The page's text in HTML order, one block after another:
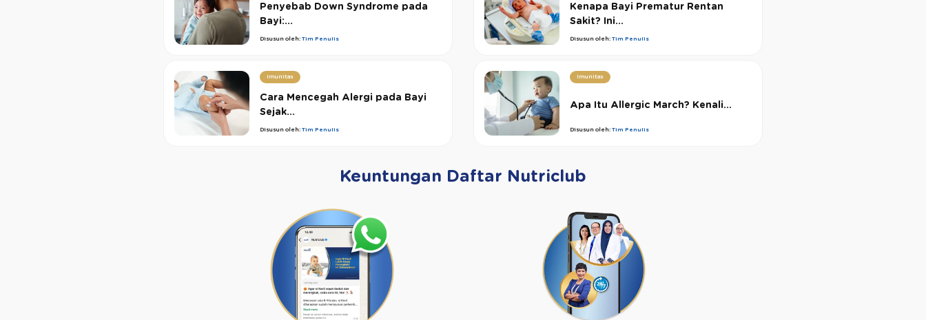
Penyebab Down Syndrome pada
Bayi:...
Disusun oleh:Tim Penulis
Kenapa Bayi Prematur Rentan
Sakit? Ini...
Disusun oleh:Tim Penulis
Imunitas
Cara Mencegah Alergi pada Bayi
Sejak...
Disusun oleh:Tim Penulis
Imunitas
Apa Itu Allergic March? Kenali...
Disusun oleh:Tim Penulis
Keuntungan Daftar Nutriclub